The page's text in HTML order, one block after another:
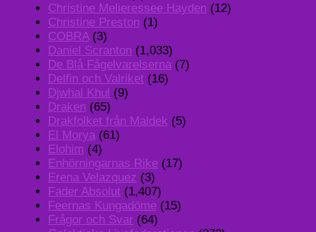
Christine Melieressee Hayden (12)
Christine Preston (1)
COBRA(3)
Daniel Scranton (1,033)
De Blå Fågelvarelserna (7)
Delfin och Valriket (16)
Djwhal Khul (9)
Draken (65)
Drakfolket från Maldek (5)
El Morya (61)
Elohim (4)
Enhörningarnas Rike (17)
Erena Velazquez (3)
Fader Absolut (1,407)
Feernas Kungadöme (15)
Frågor och Svar (64)